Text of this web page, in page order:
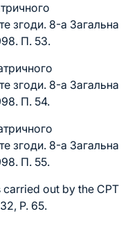
згоди. 8-а Загальна
П. 53.
згоди. 8-а Загальна
П. 54.
згоди. 8-а Загальна
П. 55.
out by the CPT
P. 65.